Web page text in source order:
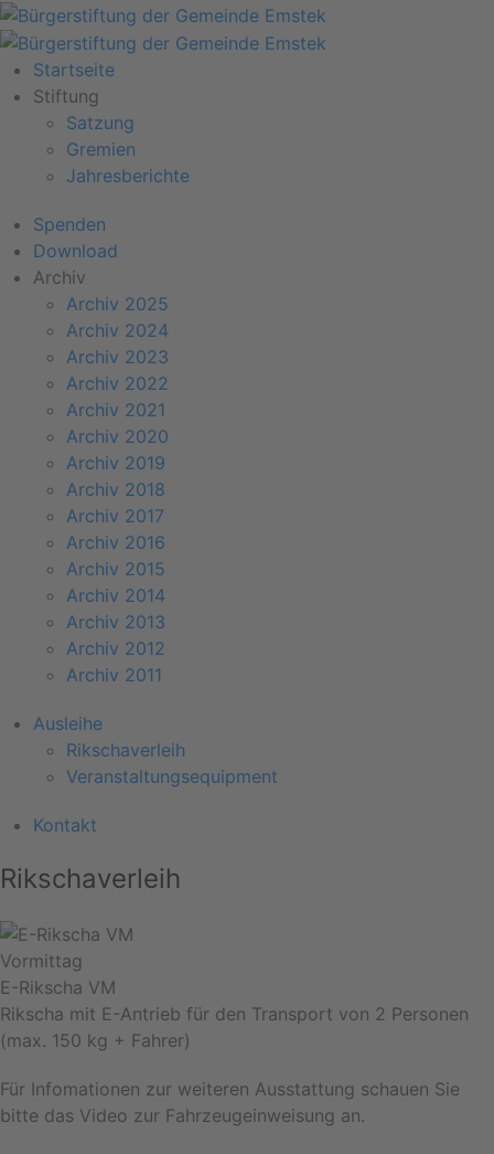
Startseite
Stiftung
Satzung
Gremien
Jahresberichte
Spenden
Download
Archiv
Archiv 2025
Archiv 2024
Archiv 2023
Archiv 2022
Archiv 2021
Archiv 2020
Archiv 2019
Archiv 2018
Archiv 2017
Archiv 2016
Archiv 2015
Archiv 2014
Archiv 2013
Archiv 2012
Archiv 2011
Ausleihe
Rikschaverleih
Veranstaltungsequipment
Kontakt
Rikschaverleih
Vormittag
E-Rikscha VM
Rikscha mit E-Antrieb für den Transport von 2 Personen
(max. 150 kg + Fahrer)
Für Infomationen zur weiteren Ausstattung schauen Sie
bitte das Video zur Fahrzeugeinweisung an.